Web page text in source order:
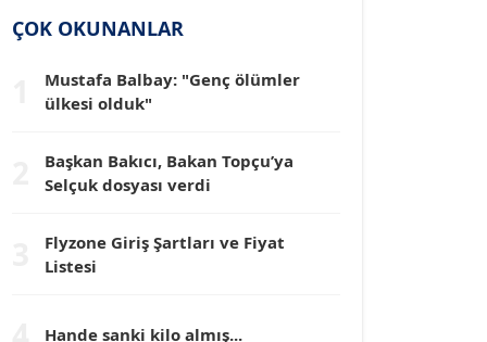
Köşe Yazarı
Dr. HAKAN TARTAN
Prof. Dr. YÜCEL OCAK
ÇOK OKUNANLAR
Mustafa Balbay: "Genç ölümler
ülkesi olduk"
Başkan Bakıcı, Bakan Topçu’ya
Selçuk dosyası verdi
Flyzone Giriş Şartları ve Fiyat
Listesi
Hande sanki kilo almış...